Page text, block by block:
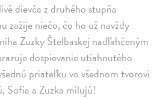
dievča z druhého stupňa
zažije niečo, čo ho už navždy
Zuzky Štelbaskej nadľahčeným
dospievanie utiahnutého
priateľku vo všednom tvorovi
Sofia a Zuzka milujú!